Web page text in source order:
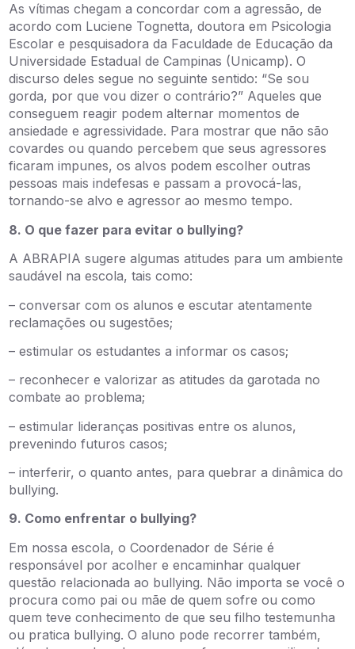
As vítimas chegam a concordar com a agressão, de
acordo com Luciene Tognetta, doutora em Psicologia
Escolar e pesquisadora da Faculdade de Educação da
Universidade Estadual de Campinas (Unicamp). O
discurso deles segue no seguinte sentido: “Se sou
gorda, por que vou dizer o contrário?” Aqueles que
conseguem reagir podem alternar momentos de
ansiedade e agressividade. Para mostrar que não são
covardes ou quando percebem que seus agressores
ficaram impunes, os alvos podem escolher outras
pessoas mais indefesas e passam a provocá-las,
tornando-se alvo e agressor ao mesmo tempo.
8. O que fazer para evitar o bullying?
A ABRAPIA sugere algumas atitudes para um ambiente
saudável na escola, tais como:
– conversar com os alunos e escutar atentamente
reclamações ou sugestões;
– estimular os estudantes a informar os casos;
– reconhecer e valorizar as atitudes da garotada no
combate ao problema;
– estimular lideranças positivas entre os alunos,
prevenindo futuros casos;
– interferir, o quanto antes, para quebrar a dinâmica do
bullying.
9. Como enfrentar o bullying?
Em nossa escola, o Coordenador de Série é
responsável por acolher e encaminhar qualquer
questão relacionada ao bullying. Não importa se você o
procura como pai ou mãe de quem sofre ou como
quem teve conhecimento de que seu filho testemunha
ou pratica bullying. O aluno pode recorrer também,